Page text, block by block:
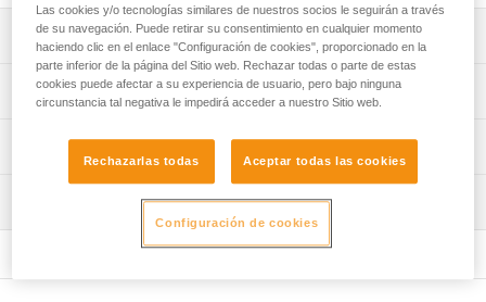
Descripción
Para colocar el anclaje BAT’INOX.
Características técnicas
Peso: 20 g
Información técnica
Ficha técnica
Descargar el pdf technical-notice-BATINOX-2
Las cookies y/o tecnologías similares de nuestros socios le seguirán a través
de su navegación. Puede retirar su consentimiento en cualquier momento
haciendo clic en el enlace "Configuración de cookies", proporcionado en la
parte inferior de la página del Sitio web. Rechazar todas o parte de estas
cookies puede afectar a su experiencia de usuario, pero bajo ninguna
circunstancia tal negativa le impedirá acceder a nuestro Sitio web.
Rechazarlas todas Aceptar todas las cookies
Configuración de cookies